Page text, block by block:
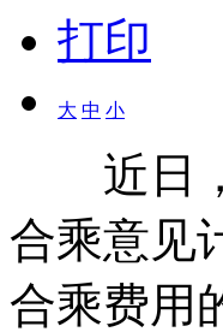
打印
大 中 小
近日，
合乘意见
合乘费用